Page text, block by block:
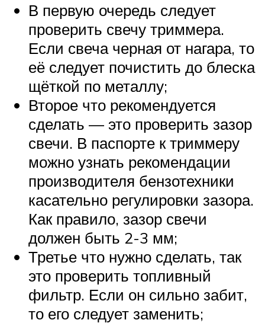
В первую очередь следует
проверить свечу триммера.
Если свеча черная от нагара, то
её следует почистить до блеска
щёткой по металлу;
Второе что рекомендуется
сделать — это проверить зазор
свечи. В паспорте к триммеру
можно узнать рекомендации
производителя бензотехники
касательно регулировки зазора.
Как правило, зазор свечи
должен быть 2-3 мм;
Третье что нужно сделать, так
это проверить топливный
фильтр. Если он сильно забит,
то его следует заменить;